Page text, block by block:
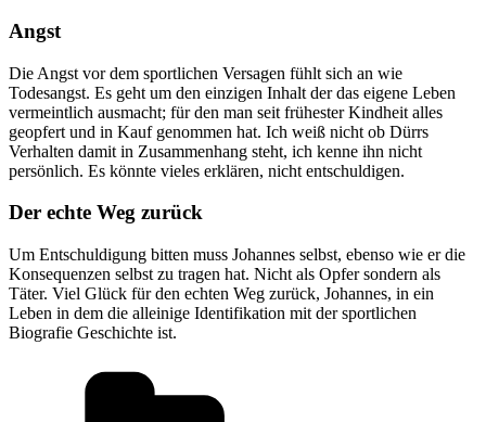
Angst
Die Angst vor dem sportlichen Versagen fühlt sich an wie
Todesangst. Es geht um den einzigen Inhalt der das eigene Leben
vermeintlich ausmacht; für den man seit frühester Kindheit alles
geopfert und in Kauf genommen hat. Ich weiß nicht ob Dürrs
Verhalten damit in Zusammenhang steht, ich kenne ihn nicht
persönlich. Es könnte vieles erklären, nicht entschuldigen.
Der echte Weg zurück
Um Entschuldigung bitten muss Johannes selbst, ebenso wie er die
Konsequenzen selbst zu tragen hat. Nicht als Opfer sondern als
Täter. Viel Glück für den echten Weg zurück, Johannes, in ein
Leben in dem die alleinige Identifikation mit der sportlichen
Biografie Geschichte ist.